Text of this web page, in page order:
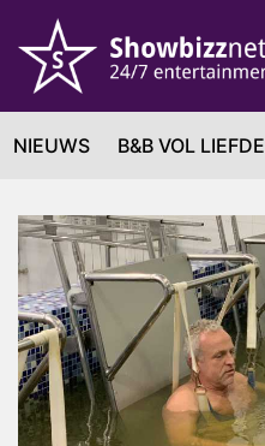
NIEUWS B&B VOL LIEFDE